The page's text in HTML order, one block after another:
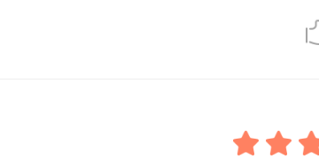
作者特别懂金牛座，作者一定